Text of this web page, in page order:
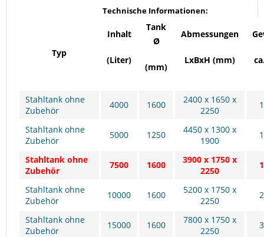
Technische Informationen:
Typ
Inhalt
(Liter)
Tank
Ø
(mm)
Abmessungen
LxBxH (mm)
Stahltank ohne
Zubehör
4000 1600
2400 x 1650 x
2250
Stahltank ohne
Zubehör
5000 1250
4450 x 1300 x
1900
Stahltank ohne
Zubehör
7500 1600
3900 x 1750 x
2250
Stahltank ohne
Zubehör
10000 1600
5200 x 1750 x
2250
Stahltank ohne
Zubehör
15000 1600
7800 x 1750 x
2250